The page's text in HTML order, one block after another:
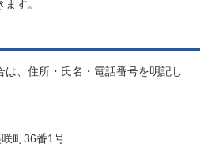
す。
は、住所・氏名・電話番号を明記し
町36番1号